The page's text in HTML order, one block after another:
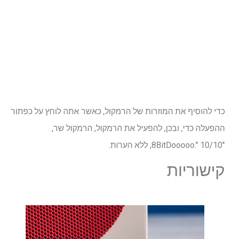
כדי להוסיף את המוזרות של הרמקול, כאשר אתה לוחץ על כפתור
ההפעלה כדי, ובכן, להפעיל את הרמקול, הרמקול שר,
"8BitDooooo." 10/10, ללא הערות.
קישוריות